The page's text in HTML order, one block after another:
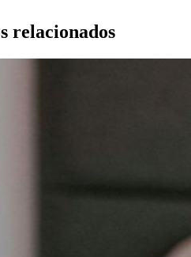
relacionados